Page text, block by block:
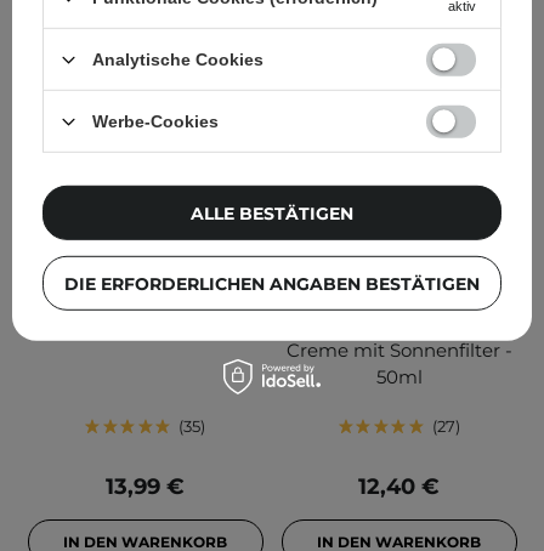
Isntree - Hyaluronic Acid
Natural Sun Cream
SPF50+/PA++++ - Creme
mit mineralischem Filter -
35
13,99 €
IN DEN WARENKORB
Mary&May - Cica
Soothing Sun Cream
SPF50 + PA ++++ -
Lindernde und
Creme mit Sonnenfilter -
50ml
27
12,40 €
IN DEN WARENKORB
aktiv
Analytische Cookies
Werbe-Cookies
DIE ERFORDERLICHEN ANGABEN BESTÄTIGEN
ALLE BESTÄTIGEN